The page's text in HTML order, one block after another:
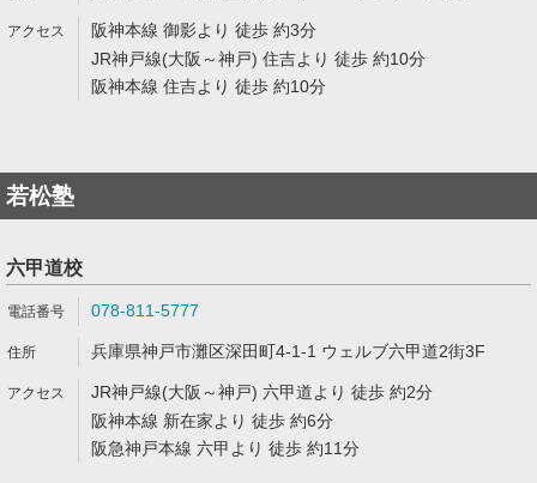
阪神本線 御影より 徒歩 約3分
JR神戸線(大阪～神戸) 住吉より 徒歩 約10分
阪神本線 住吉より 徒歩 約10分
若松塾
六甲道校
078-811-5777
兵庫県神戸市灘区深田町4-1-1 ウェルブ六甲道2街3F
JR神戸線(大阪～神戸) 六甲道より 徒歩 約2分
阪神本線 新在家より 徒歩 約6分
阪急神戸本線 六甲より 徒歩 約11分